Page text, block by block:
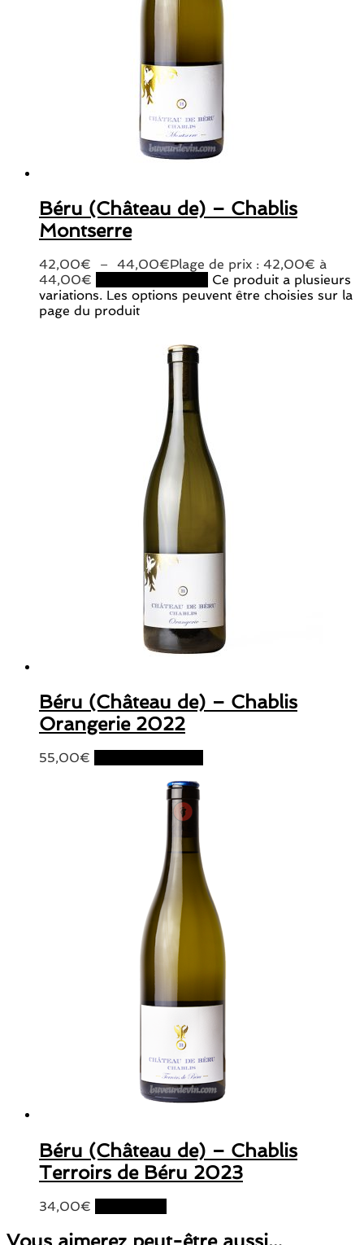
Béru (Château de) – Chablis
Montserre
42,00€ – 44,00€Plage de prix : 42,00€ à
44,00€
Ce produit a plusieurs
variations. Les options peuvent être choisies sur la
page du produit
Béru (Château de) – Chablis
Orangerie 2022
55,00€
Béru (Château de) – Chablis
Terroirs de Béru 2023
34,00€
Vous aimerez peut-être aussi…